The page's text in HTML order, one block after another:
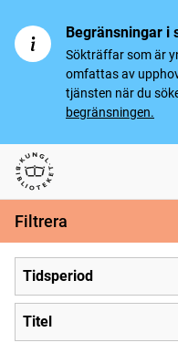
Begränsningar i
Sökträffar som är
omfattas av
tjänsten när du
begränsningen.
Svenska tidningar
Filtrera
Tidsperiod
Titel